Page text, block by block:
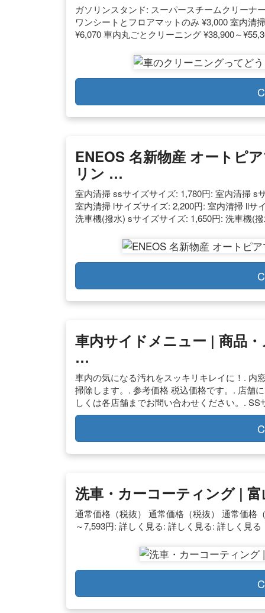
ガソリンスタンド: スーパースチームクリーナ
ワンシートとフロアマットのみ ¥3,000 室内清
¥6,070 車内丸ごとクリーニング ¥38,900～
ENEOS 名新物産 オートピ
リン …
室内清掃 ssサイズサイズ: 1,780円: 室内清掃 s
室内清掃 lサイズサイズ: 2,200円: 室内清掃 llサ
洗車機(撥水) sサイズサイズ: 1,650円: 洗車機(
車内サイドメニュー | 商品
…
車内の気になる汚れをスッキリキレイに！. 内
掃除します。. 参考価格 税込価格です。. 店舗
しくは各店舗までお問い合わせください。. SS
洗車・カーコーティング |
通常価格（税抜） 通常価格（税抜） 通常価格
～7,593円: 詳しく見る: 詳しく見る: 詳しく見る